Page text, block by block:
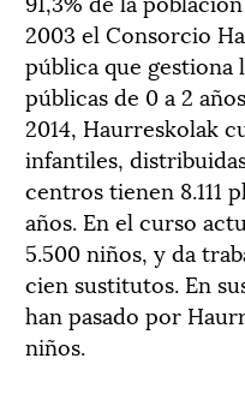
2003 el Consorcio
pública que gestiona
públicas de 0 a 2
2014, Haurreskolak
infantiles,
centros tienen 8.111
años. En el curso
5.500 niños, y da
cien sustitutos. En
han pasado por
niños.